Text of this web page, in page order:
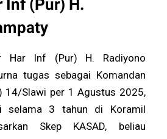
Inf (Pur) H.
Inf (Pur) H. Radiyono
tugas sebagai Komandan
14/Slawi per 1 Agustus 2025,
selama 3 tahun di Koramil
Skep KASAD, beliau